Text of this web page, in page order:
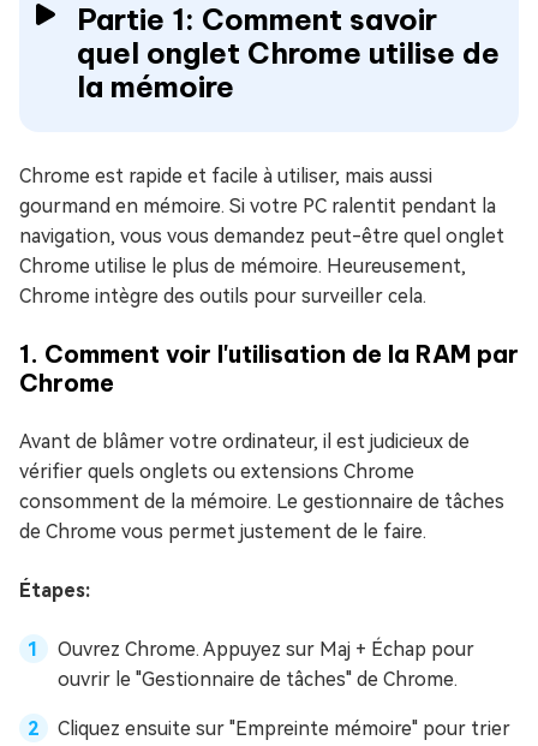
Partie 1: Comment savoir
quel onglet Chrome utilise de
la mémoire
Chrome est rapide et facile à utiliser, mais aussi
gourmand en mémoire. Si votre PC ralentit pendant la
navigation, vous vous demandez peut-être quel onglet
Chrome utilise le plus de mémoire. Heureusement,
Chrome intègre des outils pour surveiller cela.
1. Comment voir l'utilisation de la RAM par
Chrome
Avant de blâmer votre ordinateur, il est judicieux de
vérifier quels onglets ou extensions Chrome
consomment de la mémoire. Le gestionnaire de tâches
de Chrome vous permet justement de le faire.
Étapes:
Ouvrez Chrome. Appuyez sur Maj + Échap pour
ouvrir le "Gestionnaire de tâches" de Chrome.
Cliquez ensuite sur "Empreinte mémoire" pour trier